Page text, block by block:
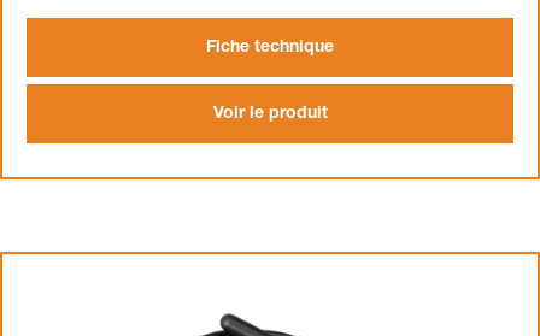
Fiche technique
Voir le produit